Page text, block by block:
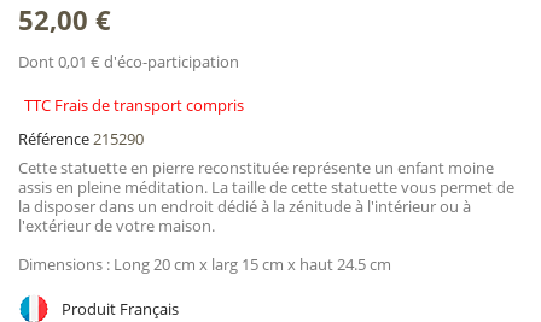
52,00 €
Dont 0,01 € d'éco-participation
TTC Frais de transport compris
Référence215290
Cette statuette en pierre reconstituée représente un enfant moine
assis en pleine méditation. La taille de cette statuette vous permet de
la disposer dans un endroit dédié à la zénitude à l'intérieur ou à
l'extérieur de votre maison.
Dimensions : Long 20 cm x larg 15 cm x haut 24.5 cm
Produit Français